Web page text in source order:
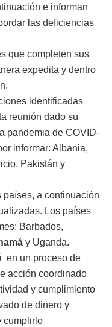
e informan
las deficiencias
que completen sus
expedita y dentro
identificadas
reunión dado su
pandemia de COVID-
informar: Albania,
Pakistán y
países, a continuación
Los países
Barbados,
y Uganda.
en un proceso de
acción coordinado
y cumplimiento
de dinero y
cumplirlo